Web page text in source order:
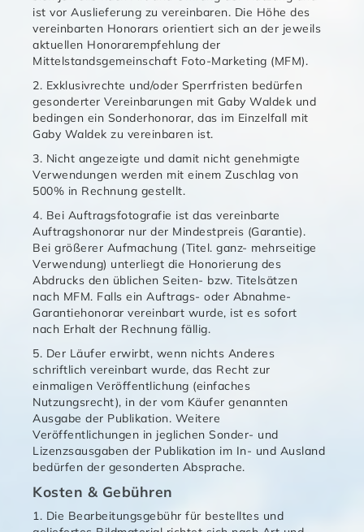
ist vor Auslieferung zu vereinbaren. Die Höhe des
vereinbarten Honorars orientiert sich an der jeweils
aktuellen Honorarempfehlung der
Mittelstandsgemeinschaft Foto-Marketing (MFM).
2. Exklusivrechte und/oder Sperrfristen bedürfen
gesonderter Vereinbarungen mit Gaby Waldek und
bedingen ein Sonderhonorar, das im Einzelfall mit
Gaby Waldek zu vereinbaren ist.
3. Nicht angezeigte und damit nicht genehmigte
Verwendungen werden mit einem Zuschlag von
500% in Rechnung gestellt.
4. Bei Auftragsfotografie ist das vereinbarte
Auftragshonorar nur der Mindestpreis (Garantie).
Bei größerer Aufmachung (Titel. ganz- mehrseitige
Verwendung) unterliegt die Honorierung des
Abdrucks den üblichen Seiten- bzw. Titelsätzen
nach MFM. Falls ein Auftrags- oder Abnahme-
Garantiehonorar vereinbart wurde, ist es sofort
nach Erhalt der Rechnung fällig.
5. Der Läufer erwirbt, wenn nichts Anderes
schriftlich vereinbart wurde, das Recht zur
einmaligen Veröffentlichung (einfaches
Nutzungsrecht), in der vom Käufer genannten
Ausgabe der Publikation. Weitere
Veröffentlichungen in jeglichen Sonder- und
Lizenzsausgaben der Publikation im In- und Ausland
bedürfen der gesonderten Absprache.
Kosten & Gebühren
1. Die Bearbeitungsgebühr für bestelltes und